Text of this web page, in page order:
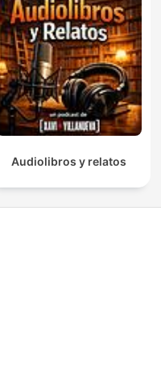
Audiolibros y relatos